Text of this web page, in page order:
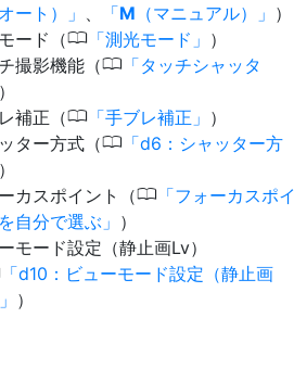
ート）
M （マニュアル）
）
ード（0 測光モード
）
撮影機能（0
タッチシャッタ
）
補正（0 手ブレ補正
）
ター方式（0
d6：シャッター方
）
カスポイント（0
フォーカスポイ
自分で選ぶ
）
モード設定（静止画Lv）
d10：ビューモード設定（静止画
）